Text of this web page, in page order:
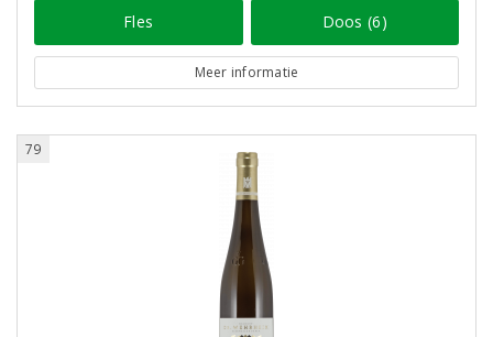
Fles Doos (6)
Meer informatie
79